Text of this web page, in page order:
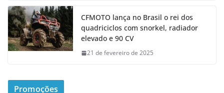
CFMOTO lança no Brasil o rei dos
quadriciclos com snorkel, radiador
elevado e 90 CV
21 de fevereiro de 2025
Promoções